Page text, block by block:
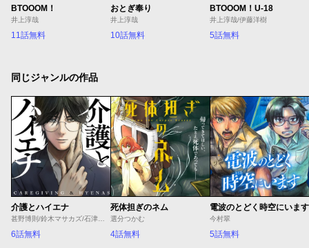
BTOOOM！
井上淳哉
11話無料
おとぎ奉り
井上淳哉
10話無料
BTOOOM！U-18
井上淳哉/伊藤洋樹
5話無料
同じジャンルの作品
介護とハイエナ
6話無料
死体担ぎのネム
選分つかむ
4話無料
電波のとどく時空にいます
今村翠
5話無料